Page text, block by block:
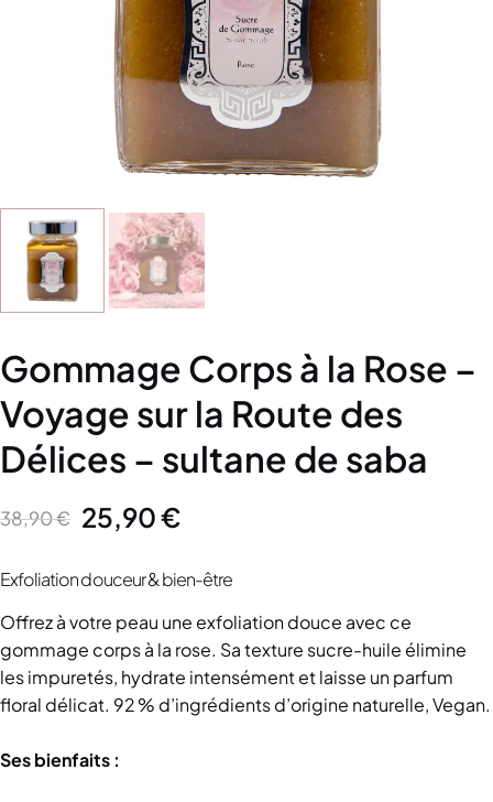
Gommage Corps à la Rose –
Voyage sur la Route des
Délices – sultane de saba
38,90€ 25,90€
Exfoliation douceur & bien-être
Offrez à votre peau une exfoliation douce avec ce
gommage corps à la rose. Sa texture sucre-huile élimine
les impuretés, hydrate intensément et laisse un parfum
floral délicat. 92 % d’ingrédients d’origine naturelle, Vegan.
Ses bienfaits :